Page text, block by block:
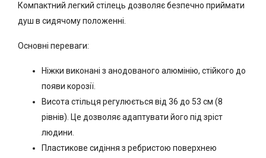
Компактний легкий стілець дозволяє безпечно приймати
душ в сидячому положенні.
Основні переваги:
Ніжки виконані з анодованого алюмінію, стійкого до
появи корозії.
Висота стільця регулюється від 36 до 53 см (8
рівнів). Це дозволяє адаптувати його під зріст
людини.
Пластикове сидіння з ребристою поверхнею